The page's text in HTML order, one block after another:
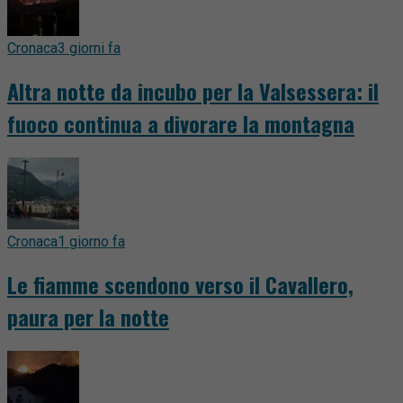
Cronaca3 giorni fa
Altra notte da incubo per la Valsessera: il
fuoco continua a divorare la montagna
Cronaca1 giorno fa
Le fiamme scendono verso il Cavallero,
paura per la notte